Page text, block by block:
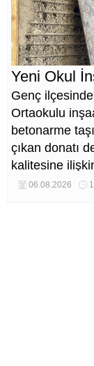
Yeni Okul
Genç
Ortaokulu
betonarme
çıkan donatı
kalitesine
kurumların
06.08.2026